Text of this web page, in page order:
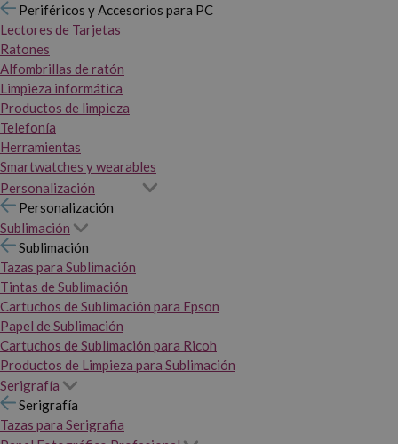
Periféricos y Accesorios para PC
Lectores de Tarjetas
Ratones
Alfombrillas de ratón
Limpieza informática
Productos de limpieza
Telefonía
Herramientas
Smartwatches y wearables
Personalización
Personalización
Sublimación
Sublimación
Tazas para Sublimación
Tintas de Sublimación
Cartuchos de Sublimación para Epson
Papel de Sublimación
Cartuchos de Sublimación para Ricoh
Productos de Limpieza para Sublimación
Serigrafía
Serigrafía
Tazas para Serigrafia